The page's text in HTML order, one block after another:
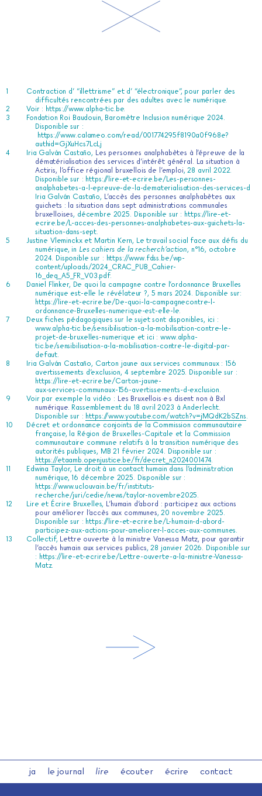
Contraction d’ “illettrisme” et d’ “électronique”, pour parler des
difficultés rencontrées par des adultes avec le numérique.
Voir : https://www.alpha-tic.be.
Fondation Roi Baudouin, Baromètre Inclusion numérique 2024.
Disponible sur :
https://www.calameo.com/read/001774295f8190a0f968e?
authid=GjXuHcs7LcLj
Iria Galván Castaño, Les personnes analphabètes à l’épreuve de la
dématérialisation des services d’intérêt général. La situation à
Actiris, l’office régional bruxellois de l’emploi, 28 avril 2022.
Disponible sur : https://lire-et-ecrire.be/Les-personnes-
analphabetes-a-l-epreuve-de-la-dematerialisation-des-services-d
Iria Galván Castaño, L’accès des personnes analphabètes aux
guichets : la situation dans sept administrations communales
bruxelloises, décembre 2025. Disponible sur : https://lire-et-
ecrire.be/L-acces-des-personnes-analphabetes-aux-guichets-la-
situation-dans-sept.
Justine Vleminckx et Martin Kern, Le travail social face aux défis du
numérique, in Les cahiers de la recherch’action, n°16, octobre
2024. Disponible sur : https://www.fdss.be/wp-
content/uploads/2024_CRAC_PUB_Cahier-
16_deq_A5_FR_V03.pdf.
Daniel Flinker, De quoi la campagne contre l’ordonnance Bruxelles
numérique est-elle le révélateur ?, 5 mars 2024. Disponible sur:
https://lire-et-ecrire.be/De-quoi-la-campagnecontre-l-
ordonnance-Bruxelles-numerique-est-elle-le.
Deux fiches pédagogiques sur le sujet sont disponibles, ici :
www.alpha-tic.be/sensibilisation-a-la-mobilisation-contre-le-
projet-de-bruxelles-numerique et ici :www.alpha-
tic.be/sensibilisation-a-la-mobilisation-contre-le-digital-par-
defaut.
Iria Galván Castaño, Carton jaune aux services communaux : 156
avertissements d’exclusion, 4 septembre 2025. Disponible sur :
https://lire-et-ecrire.be/Carton-jaune-
aux-services-communaux-156-avertissements-d-exclusion.
Voir par exemple la vidéo : Les Bruxellois·e·s disent non à Bxl
numérique. Rassemblement du 18 avril 2023 à Anderlecht.
Disponible sur : https://www.youtube.com/watch?v=jMQdK2bSZns.
Décret et ordonnance conjoints de la Commission communautaire
française, la Région de Bruxelles-Capitale et la Commission
communautaire commune relatifs à la transition numérique des
autorités publiques, MB 21 février 2024. Disponible sur :
https://etaamb.openjustice.be/fr/decret_n2024001474.
Edwina Taylor, Le droit à un contact humain dans l’administration
numérique, 16 décembre 2025. Disponible sur :
https://www.uclouvain.be/fr/instituts-
recherche/juri/cedie/news/taylor-novembre2025.
Lire et Écrire Bruxelles, L’humain d’abord : participez aux actions
pour améliorer l’accès aux communes, 20 novembre 2025.
Disponible sur : https://lire-et-ecrire.be/L-humain-d-abord-
participez-aux-actions-pour-ameliorer-l-acces-aux-communes.
Collectif, Lettre ouverte à la ministre Vanessa Matz, pour garantir
l’accès humain aux services publics, 28 janvier 2026. Disponible sur
: https://lire-et-ecrire.be/Lettre-ouverte-a-la-ministre-Vanessa-
Matz.
ja le journal lire écouter écrire contact